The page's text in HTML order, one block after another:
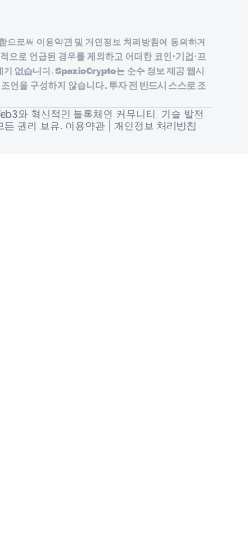
으로써 이용약관 및 개인정보 처리방침에 동의하게
로 언급된 경우를 제외하고 어떠한 코인·기업·프
가 없습니다. SpazioCrypto는 순수 정보 제공 웹사
언을 구성하지 않습니다. 투자 전 반드시 스스로 조
와 혁신적인 블록체인 커뮤니티, 기술 발전
든 권리 보유. 이용약관 개인정보 처리방침